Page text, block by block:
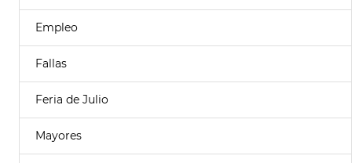
Empleo
Fallas
Feria de Julio
Mayores